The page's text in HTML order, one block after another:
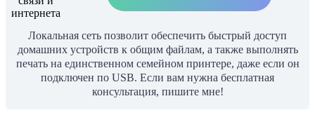
Локальная сеть позволит обеспечить быстрый доступ
домашних устройств к общим файлам, а также выполнять
печать на единственном семейном принтере, даже если он
подключен по USB. Если вам нужна бесплатная
консультация, пишите мне!